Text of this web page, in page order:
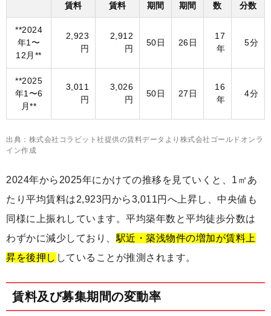
賃料
賃料
期間
期間
数
分数
**2024
年1〜
12月**
2,923
円
2,912
円
50日 26日
17
年
5分
**2025
年1〜6
月**
3,011
円
3,026
円
50日 27日
16
年
4分
出典：株式会社コラビット社提供の賃料データより株式会社ゴールドオンラ
イン作成
2024年から2025年にかけての推移を見ていくと、1㎡あ
たり平均賃料は2,923円から3,011円へ上昇し、中央値も
同様に上振れしています。平均築年数と平均徒歩分数は
わずかに減少しており、 駅近・築浅物件の増加が賃料上
昇を後押し していることが推測されます。
賃料及び募集期間の変動率